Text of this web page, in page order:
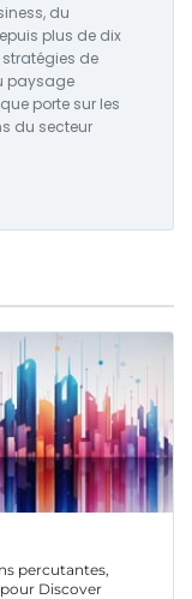
du
plus de dix
de
paysage
porte sur les
du secteur
percutantes,
Discover